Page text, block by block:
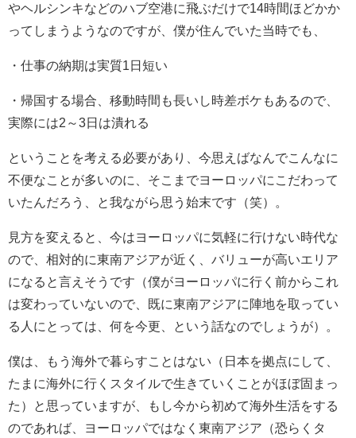
やヘルシンキなどのハブ空港に飛ぶだけで14時間ほどかか
ってしまうようなのですが、僕が住んでいた当時でも、
・仕事の納期は実質1日短い
・帰国する場合、移動時間も長いし時差ボケもあるので、
実際には2～3日は潰れる
ということを考える必要があり、今思えばなんでこんなに
不便なことが多いのに、そこまでヨーロッパにこだわって
いたんだろう、と我ながら思う始末です（笑）。
見方を変えると、今はヨーロッパに気軽に行けない時代な
ので、相対的に東南アジアが近く、バリューが高いエリア
になると言えそうです（僕がヨーロッパに行く前からこれ
は変わっていないので、既に東南アジアに陣地を取ってい
る人にとっては、何を今更、という話なのでしょうが）。
僕は、もう海外で暮らすことはない（日本を拠点にして、
たまに海外に行くスタイルで生きていくことがほぼ固まっ
た）と思っていますが、もし今から初めて海外生活をする
のであれば、ヨーロッパではなく東南アジア（恐らくタ